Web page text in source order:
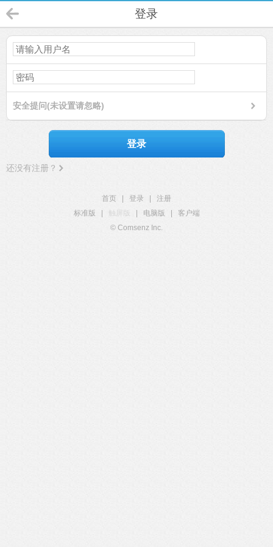
登录
安全提问(未设置请忽略)
登录
还没有注册？
首页 登录
注册
标准版
触屏版 电脑版
客户端
© Comsenz Inc.